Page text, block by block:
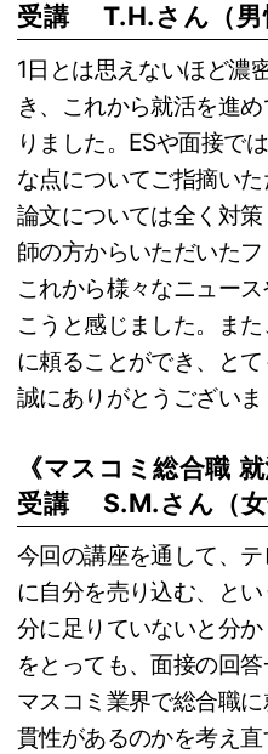
受講 T.H.さん（男
1日とは思えないほど濃
き、これから就活を進
りました。ESや面接で
な点についてご指摘いた
論文については全く対
師の方からいただいたフ
これから様々なニュー
こうと感じました。ま
に頼ることができ、と
誠にありがとうございま
《マスコミ総合職
受講 S.M.さん（女
今回の講座を通して、
に自分を売り込む、と
分に足りていないと分
をとっても、面接の回
マスコミ業界で総合職
貫性があるのかを考え